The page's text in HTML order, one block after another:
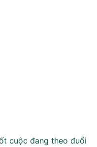
cuộc đang theo đuổi